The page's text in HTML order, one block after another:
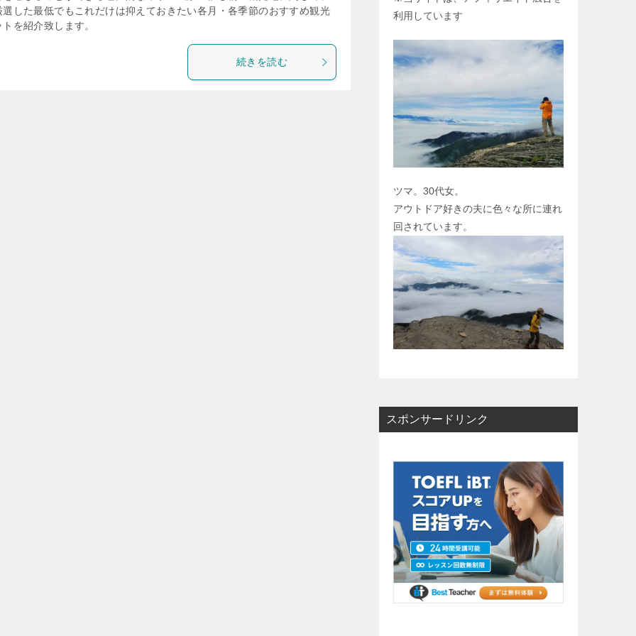
選した最低でもこれだけは抑えておきたい各月・各季節のおすすめ観光
を紹介致します。
続きを読む
利用しています
ツマ。30代女。
アウトドア好きの夫に色々な所に連れ
回されています。
スポンサードリンク